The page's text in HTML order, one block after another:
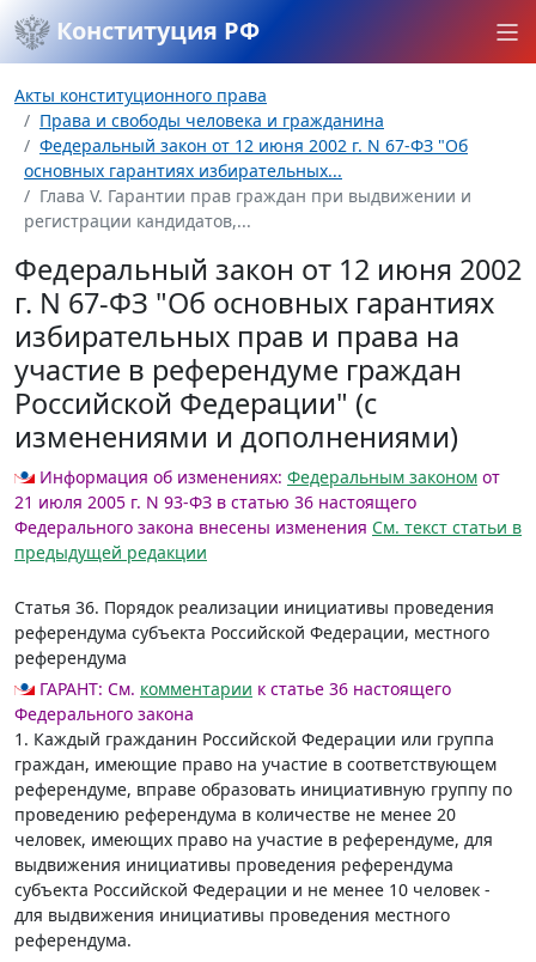
Конституция РФ
Акты конституционного права
Права и свободы человека и гражданина
Федеральный закон от 12 июня 2002 г. N 67-ФЗ "Об
основных гарантиях избирательных...
Глава V. Гарантии прав граждан при выдвижении и
регистрации кандидатов,...
Федеральный закон от 12 июня 2002
г. N 67-ФЗ "Об основных гарантиях
избирательных прав и права на
участие в референдуме граждан
Российской Федерации" (с
изменениями и дополнениями)
Информация об изменениях: Федеральным законом от
21 июля 2005 г. N 93-ФЗ в статью 36 настоящего
Федерального закона внесены изменения См. текст статьи в
предыдущей редакции
Статья 36. Порядок реализации инициативы проведения
референдума субъекта Российской Федерации, местного
референдума
ГАРАНТ: См. комментарии к статье 36 настоящего
Федерального закона
1. Каждый гражданин Российской Федерации или группа
граждан, имеющие право на участие в соответствующем
референдуме, вправе образовать инициативную группу по
проведению референдума в количестве не менее 20
человек, имеющих право на участие в референдуме, для
выдвижения инициативы проведения референдума
субъекта Российской Федерации и не менее 10 человек -
для выдвижения инициативы проведения местного
референдума.